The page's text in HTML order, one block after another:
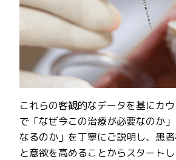
これらの客観的なデータを基にカ
で「なぜ今この治療が必要なのか
なるのか」を丁寧にご説明し、患
と意欲を高めることからスタートし